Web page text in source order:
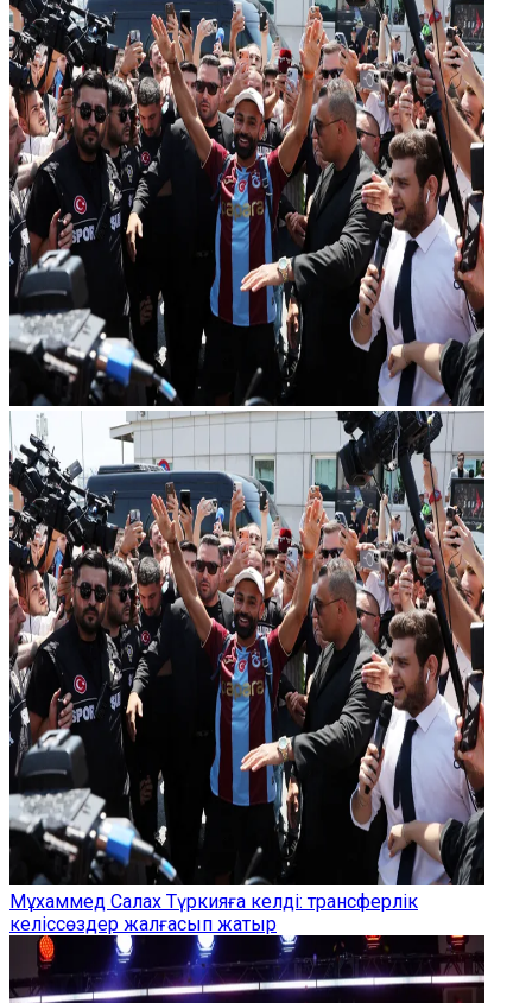
Мұхаммед Салах Түркияға келді: трансферлік
келіссөздер жалғасып жатыр